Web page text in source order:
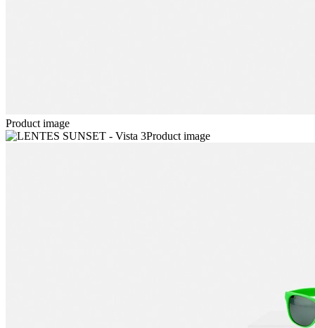
Product image
Product image